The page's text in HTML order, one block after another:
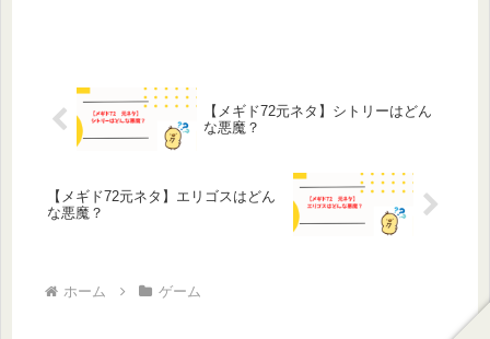
【メギド72元ネタ】シトリーはどん
な悪魔？
【メギド72元ネタ】エリゴスはどん
な悪魔？
ホーム ゲーム